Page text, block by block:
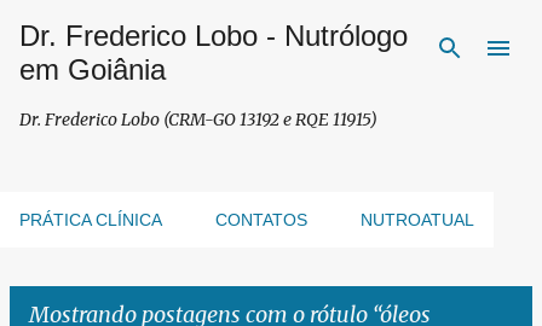
Pular para o conteúdo principal
Dr. Frederico Lobo - Nutrólogo
em Goiânia
Dr. Frederico Lobo (CRM-GO 13192 e RQE 11915)
PRÁTICA CLÍNICA CONTATOS NUTROATUAL
Mostrando postagens com o rótulo óleos